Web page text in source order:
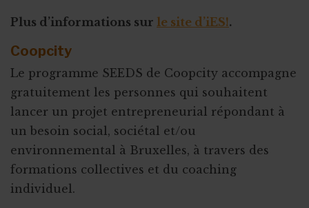
Plus d’informations sur le site d’iES!.
Coopcity
Le programme SEEDS de Coopcity accompagne
gratuitement les personnes qui souhaitent
lancer un projet entrepreneurial répondant à
un besoin social, sociétal et/ou
environnemental à Bruxelles, à travers des
formations collectives et du coaching
individuel.